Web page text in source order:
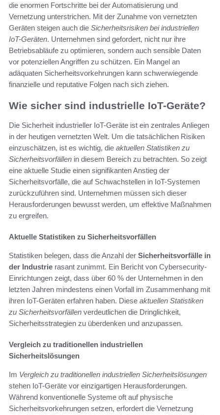
die enormen Fortschritte bei der Automatisierung und
Vernetzung unterstrichen. Mit der Zunahme von vernetzten
Geräten steigen auch die Sicherheitsrisiken bei industriellen
IoT-Geräten. Unternehmen sind gefordert, nicht nur ihre
Betriebsabläufe zu optimieren, sondern auch sensible Daten
vor potenziellen Angriffen zu schützen. Ein Mangel an
adäquaten Sicherheitsvorkehrungen kann schwerwiegende
finanzielle und reputative Folgen nach sich ziehen.
Wie sicher sind industrielle IoT-Geräte?
Die Sicherheit industrieller IoT-Geräte ist ein zentrales Anliegen
in der heutigen vernetzten Welt. Um die tatsächlichen Risiken
einzuschätzen, ist es wichtig, die aktuellen Statistiken zu
Sicherheitsvorfällen in diesem Bereich zu betrachten. So zeigt
eine aktuelle Studie einen signifikanten Anstieg der
Sicherheitsvorfälle, die auf Schwachstellen in IoT-Systemen
zurückzuführen sind. Unternehmen müssen sich dieser
Herausforderungen bewusst werden, um effektive Maßnahmen
zu ergreifen.
Aktuelle Statistiken zu Sicherheitsvorfällen
Statistiken belegen, dass die Anzahl der Sicherheitsvorfälle in
der Industrie rasant zunimmt. Ein Bericht von Cybersecurity-
Einrichtungen zeigt, dass über 60 % der Unternehmen in den
letzten Jahren mindestens einen Vorfall im Zusammenhang mit
ihren IoT-Geräten erfahren haben. Diese aktuellen Statistiken
zu Sicherheitsvorfällen verdeutlichen die Dringlichkeit,
Sicherheitsstrategien zu überdenken und anzupassen.
Vergleich zu traditionellen industriellen
Sicherheitslösungen
Im Vergleich zu traditionellen industriellen Sicherheitslösungen
stehen IoT-Geräte vor einzigartigen Herausforderungen.
Während konventionelle Systeme oft auf physische
Sicherheitsvorkehrungen setzen, erfordert die Vernetzung